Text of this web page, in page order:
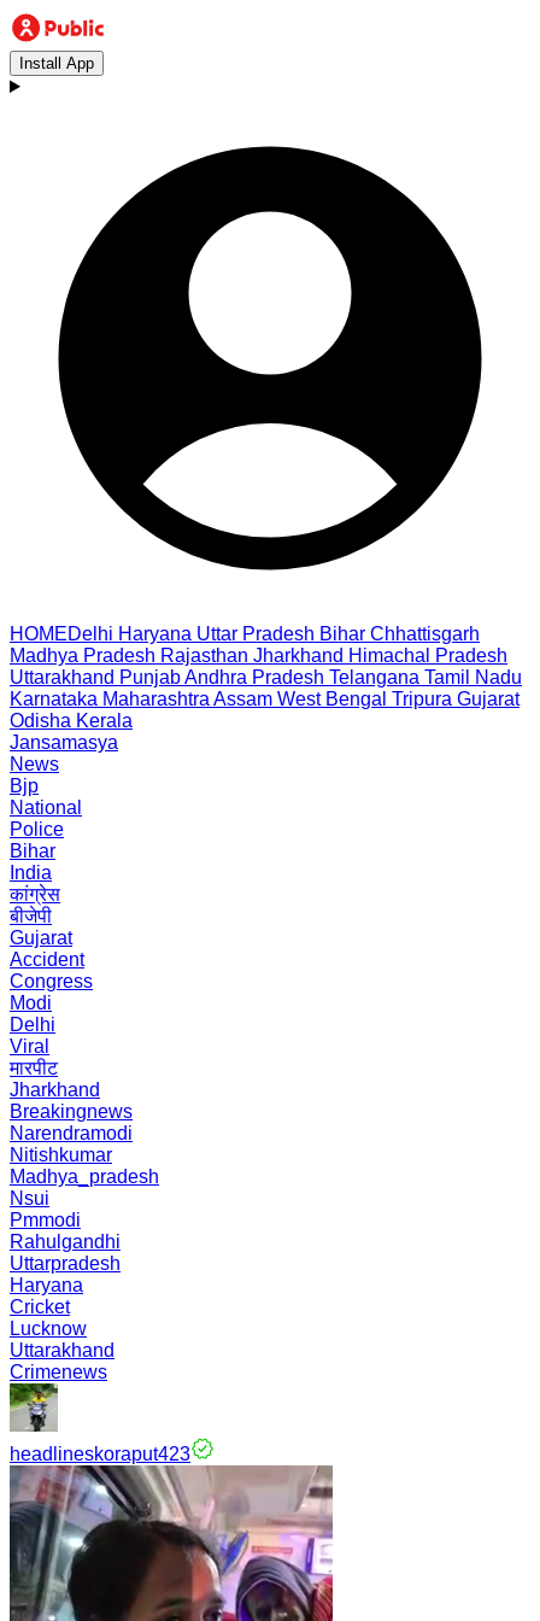
Install App
HOMEDelhi Haryana Uttar Pradesh Bihar Chhattisgarh
Madhya Pradesh Rajasthan Jharkhand Himachal Pradesh
Uttarakhand PunjabAndhra Pradesh Telangana Tamil Nadu
Karnataka Maharashtra Assam West Bengal Tripura Gujarat
Odisha Kerala
Jansamasya
News
Bjp
National
Police
Bihar
India
कांग्रेस
बीजेपी
Gujarat
Accident
Congress
Modi
Delhi
Viral
मारपीट
Jharkhand
Breakingnews
Narendramodi
Nitishkumar
Madhya_pradesh
Nsui
Pmmodi
Rahulgandhi
Uttarpradesh
Haryana
Cricket
Lucknow
Uttarakhand
Crimenews
headlineskoraput423